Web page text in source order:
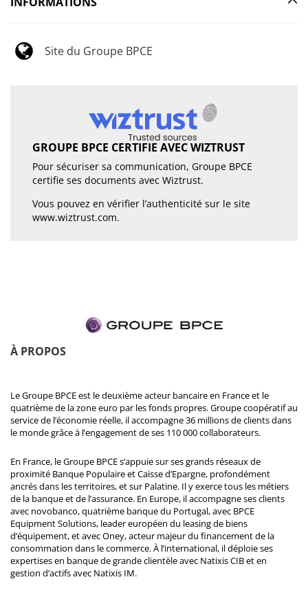
Site du Groupe BPCE
GROUPE BPCE CERTIFIE AVEC WIZTRUST
Pour sécuriser sa communication, Groupe BPCE
certifie ses documents avec Wiztrust.
Vous pouvez en vérifier l’authenticité sur le site
www.wiztrust.com.
À PROPOS
Le Groupe BPCE est le deuxième acteur bancaire en France et le
quatrième de la zone euro par les fonds propres. Groupe coopératif au
service de l’économie réelle, il accompagne 36 millions de clients dans
le monde grâce à l’engagement de ses 110 000 collaborateurs.
En France, le Groupe BPCE s’appuie sur ses grands réseaux de
proximité Banque Populaire et Caisse d’Epargne, profondément
ancrés dans les territoires, et sur Palatine. Il y exerce tous les métiers
de la banque et de l’assurance. En Europe, il accompagne ses clients
avec novobanco, quatrième banque du Portugal, avec BPCE
Equipment Solutions, leader européen du leasing de biens
d’équipement, et avec Oney, acteur majeur du financement de la
consommation dans le commerce. À l’international, il déploie ses
expertises en banque de grande clientèle avec Natixis CIB et en
gestion d’actifs avec Natixis IM.